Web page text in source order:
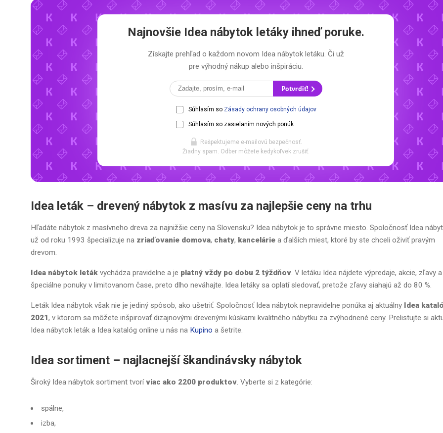
Najnovšie Idea nábytok letákyihneď poruke.
Získajte prehľad o každom novom Idea nábytok letáku. Či už
pre výhodný nákup alebo inšpiráciu.
Potvrdiť!
Súhlasím so Zásady ochrany osobných údajov
Súhlasím so zasielaním nových ponúk
Rešpektujeme e-mailovú bezpečnosť.
Žiadny spam. Odber môžete kedykoľvek zrušiť.
Idea leták – drevený nábytok z masívu za najlepšie ceny na trhu
Hľadáte nábytok z masívneho dreva za najnižšie ceny na Slovensku? Idea nábytok je to správne miesto. Spoločnosť Idea
už od roku 1993 špecializuje na zriaďovanie domova, chaty, kancelárie a ďalších miest, ktoré by ste chceli oživiť pravým
drevom.
Idea nábytok leták vychádza pravidelne a je platný vždy po dobu 2 týždňov. V letáku Idea nájdete výpredaje, akcie, zľavy a
špeciálne ponuky v limitovanom čase, preto dlho neváhajte. Idea letáky sa oplatí sledovať, pretože zľavy siahajú až do 80 %.
Leták Idea nábytok však nie je jediný spôsob, ako ušetriť. Spoločnosť Idea nábytok nepravidelne ponúka aj aktuálny Idea
2021, v ktorom sa môžete inšpirovať dizajnovými drevenými kúskami kvalitného nábytku za zvýhodnené ceny. Prelistujte si
Idea nábytok leták a Idea katalóg online u nás na Kupino a šetrite.
Idea sortiment – najlacnejší škandinávsky nábytok
Široký Idea nábytok sortiment tvoríviac ako 2200 produktov. Vyberte si z kategórie:
spálne,
izba,